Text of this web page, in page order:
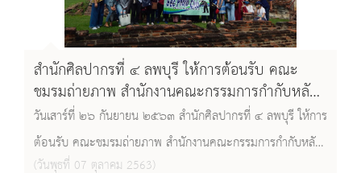
สำนักศิลปากรที่ ๔ ลพบุรี ให้การต้อนรับ คณะ
ชมรมถ่ายภาพ สำนักงานคณะกรรมการกำกับหลัก
ทรัพย์และตลาดหลักทรัพย์ เขตจตุจักร
กรุงเทพมหานคร
วันเสาร์ที่ ๒๖ กันยายน ๒๕๖๓ สำนักศิลปากรที่ ๔ ลพบุรี ให้การ
ต้อนรับ คณะชมรมถ่ายภาพ สำนักงานคณะกรรมการกำกับหลัก
(วันพุธที่ 07 ตุลาคม 2563)